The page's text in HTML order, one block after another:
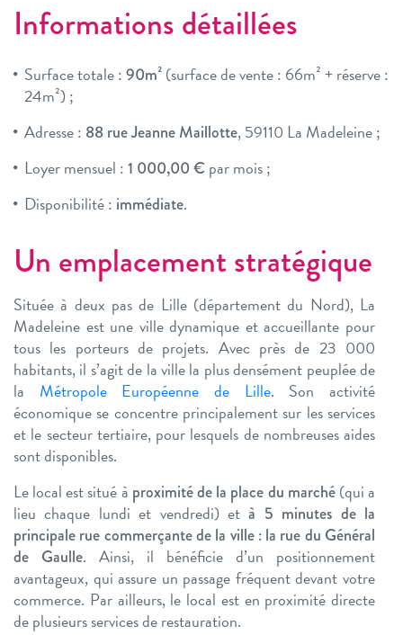
Informations détaillées
Surface totale :90m²(surface de vente : 66m² + réserve :
24m²) ;
Adresse : 88 rue Jeanne Maillotte, 59110 La Madeleine ;
Loyer mensuel :1 000,00 € par mois ;
Disponibilité : immédiate.
Un emplacement stratégique
Située à deux pas de Lille (département du Nord), La
Madeleine est une ville dynamique et accueillante pour
tous les porteurs de projets. Avec près de 23 000
habitants, il s’agit de la ville la plus densément peuplée de
la Métropole Européenne de Lille. Son activité
économique se concentre principalement sur les services
et le secteur tertiaire, pour lesquels de nombreuses aides
sont disponibles.
Le local est situé à proximité de la place du marché(qui a
lieu chaque lundi et vendredi) età 5 minutes de la
principale rue commerçante de la ville : la rue du Général
de Gaulle. Ainsi, il bénéficie d’un positionnement
avantageux, qui assure un passage fréquent devant votre
commerce. Par ailleurs, le local est en proximité directe
de plusieurs services de restauration.